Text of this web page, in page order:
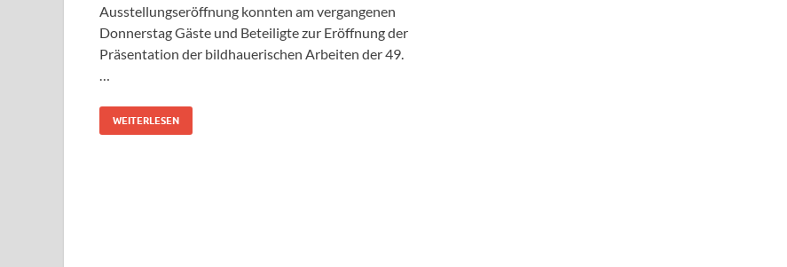
Ausstellungseröffnung konnten am vergangenen
Donnerstag Gäste und Beteiligte zur Eröffnung der
Präsentation der bildhauerischen Arbeiten der 49.
…
WEITERLESEN